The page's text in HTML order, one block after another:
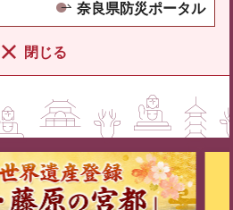
奈良県防災ポータル
閉じる